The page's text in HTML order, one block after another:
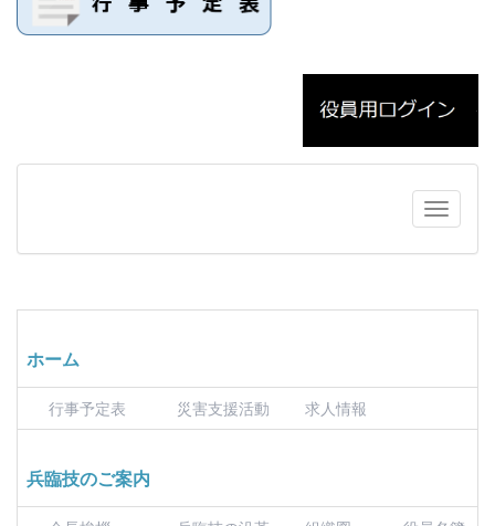
ホーム
行事予定表 災害支援活動 求人情報
兵臨技のご案内